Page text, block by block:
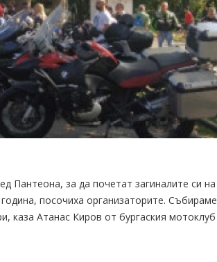
Пантеона, за да почетат загиналите си на
посочиха организаторите. Събираме
каза Атанас Киров от бургаския мотоклуб